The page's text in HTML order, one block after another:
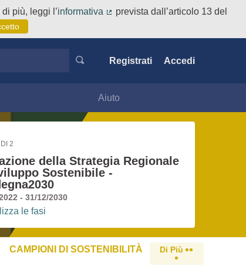
più, leggi l’informativa
prevista dall’articolo 13 del
Registrati Accedi
Aiuto
2
della Strategia Regionale
Sostenibile -
- 31/12/2030
le fasi
CAMPIONI DI SOSTENIBILITÀ Di Più